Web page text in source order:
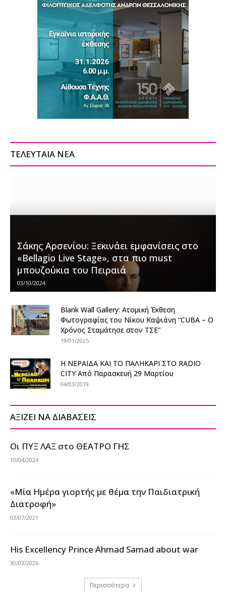
ΤΕΛΕΥΤΑΙΑ ΝΕΑ
Σάκης Αρσενίου: Ξεκινάει εμφανίσεις στο
«Bellagio Live Stage», στα πιο must
μπουζούκια του Πειραιά
03/10/2024
Blank Wall Gallery: Ατομική Έκθεση
Φωτογραφίας του Νίκου Καψιάνη “CUBA – Ο
Χρόνος Σταμάτησε στον ΤΣΕ”
19/01/2025
Η ΝΕΡΑΙΔΑ ΚΑΙ ΤΟ ΠΑΛΗΚΑΡΙ ΣΤΟ RADIO
CITY Από Παρασκευή 29 Μαρτίου
04/03/2019
ΑΞΙΖΕΙ ΝΑ ΔΙΑΒΑΣΕΙΣ
Οι ΠΥΞ ΛΑΞ στο ΘΕΑΤΡΟ ΓΗΣ
10/04/2024
«Μία Ημέρα γιορτής με θέμα την Παιδιατρική
Διατροφή»
03/07/2021
His Excellency Prince Ahmad Samad about war
30/03/2026
Περισσότερα